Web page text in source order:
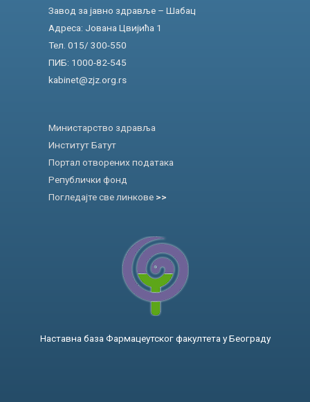
Завод за јавно здравље – Шабац
Адреса: Јована Цвијића 1
Тел. 015/ 300-550
ПИБ: 1000-82-545
kabinet@zjz.org.rs
Министарство здравља
Институт Батут
Портал отворених података
Републички фонд
Погледајте све линкове >>
Наставна база Фармацеутског факултета у Београду